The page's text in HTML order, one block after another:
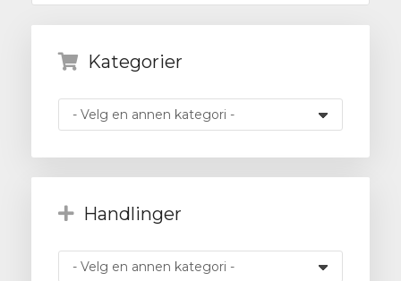
Kategorier
Handlinger